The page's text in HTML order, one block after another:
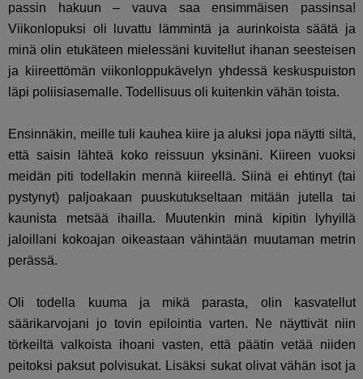
passin hakuun – vauva saa ensimmäisen passinsa!
Viikonlopuksi oli luvattu lämmintä ja aurinkoista säätä ja
minä olin etukäteen mielessäni kuvitellut ihanan seesteisen
ja kiireettömän viikonloppukävelyn yhdessä keskuspuiston
läpi poliisiasemalle. Todellisuus oli kuitenkin vähän toista.
Ensinnäkin, meille tuli kauhea kiire ja aluksi jopa näytti siltä,
että saisin lähteä koko reissuun yksinäni. Kiireen vuoksi
meidän piti todellakin mennä kiireellä. Siinä ei ehtinyt (tai
pystynyt) paljoakaan puuskutukseltaan mitään jutella tai
kaunista metsää ihailla. Muutenkin minä kipitin lyhyillä
jaloillani kokoajan oikeastaan vähintään muutaman metrin
perässä.
Oli todella kuuma ja mikä parasta, olin kasvatellut
säärikarvojani jo tovin epilointia varten. Ne näyttivät niin
törkeiltä valkoista ihoani vasten, että päätin vetää niiden
peitoksi paksut polvisukat. Lisäksi sukat olivat vähän isot ja